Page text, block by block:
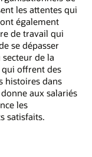
les attentes qui
également
de travail qui
se dépasser
de la
qui offrent des
histoires dans
aux salariés
les
satisfaits.